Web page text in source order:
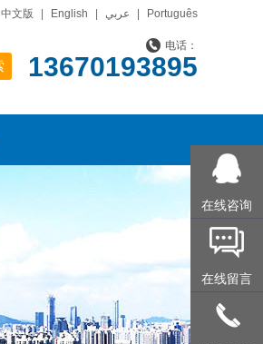
中文版 English عربي Português
电话：
13670193895
在线咨询
在线留言